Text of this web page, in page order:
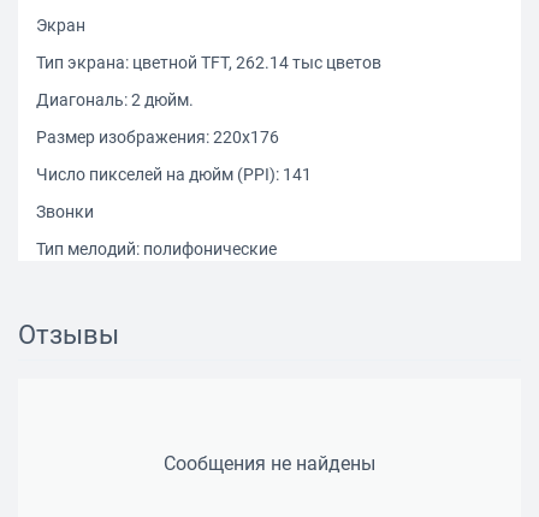
Экран
Тип экрана: цветной TFT, 262.14 тыс цветов
Диагональ: 2 дюйм.
Размер изображения: 220x176
Число пикселей на дюйм (PPI): 141
Звонки
Тип мелодий: полифонические
Макс. разрешение видео: 220х176
Отзывы
Сообщения не найдены